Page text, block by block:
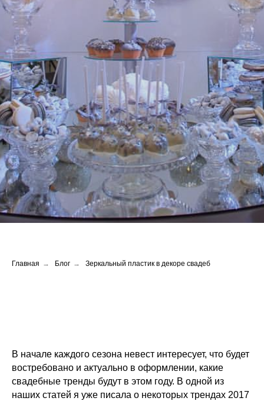
Главная → Блог → Зеркальный пластик в декоре свадеб
В начале каждого сезона невест интересует, что будет
востребовано и актуально в оформлении, какие
свадебные тренды будут в этом году. В одной из
наших статей я уже писала о некоторых трендах 2017